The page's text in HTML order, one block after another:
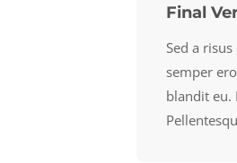
Final
Sed a
semper
blandit eu.